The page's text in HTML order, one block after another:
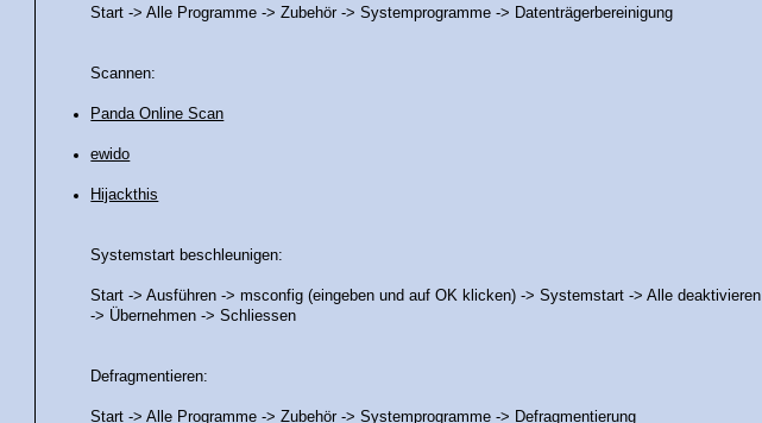
Start -> Alle Programme -> Zubehör -> Systemprogramme -> Datenträgerbereinigung
Scannen:
Panda Online Scan
ewido
Hijackthis
Systemstart beschleunigen:
Start -> Ausführen -> msconfig (eingeben und auf OK klicken) -> Systemstart -> Alle deaktivieren
-> Übernehmen -> Schliessen
Defragmentieren:
Start -> Alle Programme -> Zubehör -> Systemprogramme -> Defragmentierung